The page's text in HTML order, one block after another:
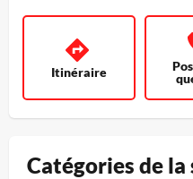
Itinéraire
Catégories de la